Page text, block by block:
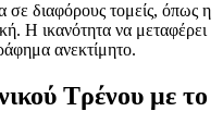
σε διαφόρους τομείς, όπως η
Η ικανότητα να μεταφέρει
ανεκτίμητο.
Τρένου με το